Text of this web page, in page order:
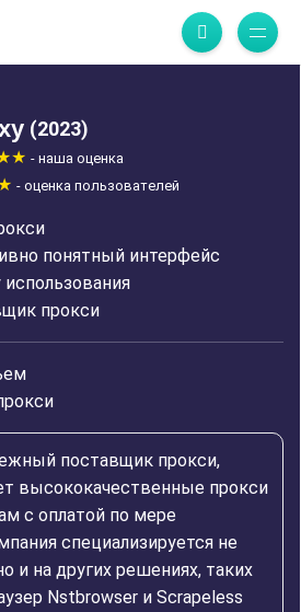
(2023)
- наша оценка
- оценка пользователей
понятный интерфейс
прокси
поставщик прокси,
высококачественные прокси
с оплатой по мере
специализируется не
и на других решениях, таких
Nstbrowser и Scrapeless